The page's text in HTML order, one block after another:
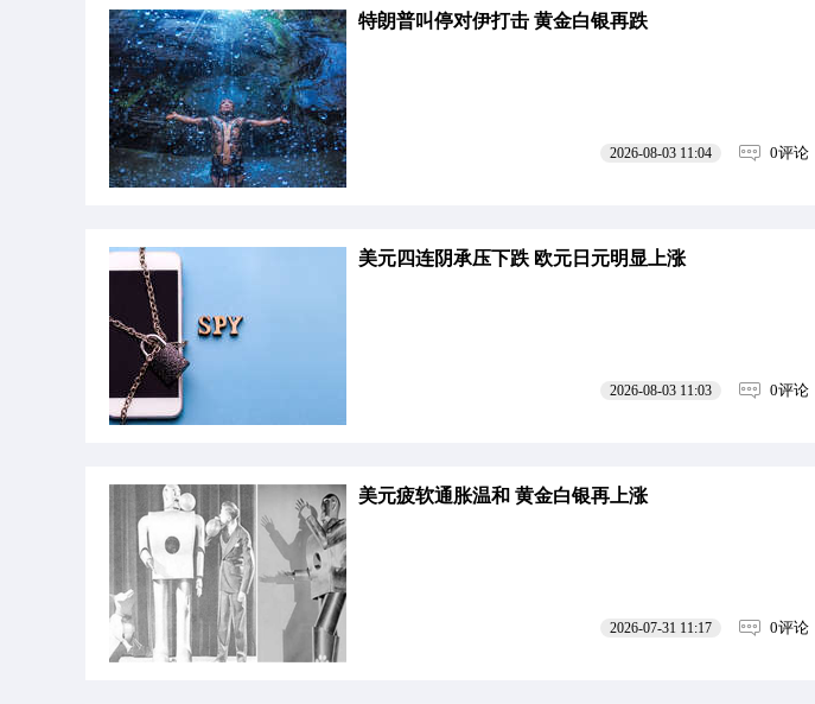
特朗普叫停对伊打击 黄金白银再跌
2026-08-03 11:04 0评论
美元四连阴承压下跌 欧元日元明显上涨
2026-08-03 11:03 0评论
美元疲软通胀温和 黄金白银再上涨
2026-07-31 11:17 0评论